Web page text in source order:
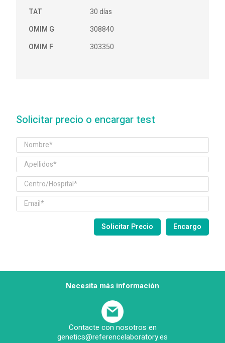
TAT
30 días
OMIM G
308840
OMIM F
303350
Solicitar precio o encargar test
Necesita más información
Contacte con nosotros en
genetics@referencelaboratory.es